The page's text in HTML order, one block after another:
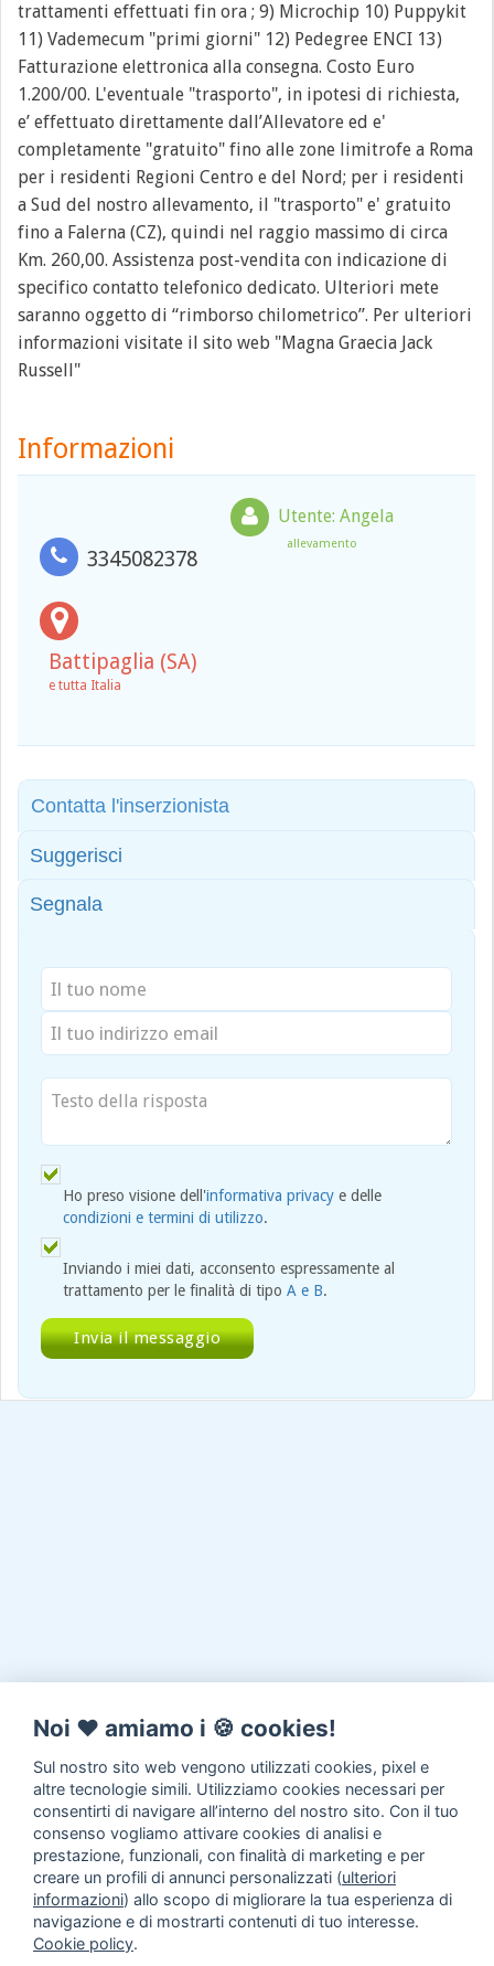
trattamenti effettuati fin ora ; 9) Microchip 10) Puppykit
11) Vademecum "primi giorni" 12) Pedegree ENCI 13)
Fatturazione elettronica alla consegna. Costo Euro
1.200/00. L'eventuale "trasporto", in ipotesi di richiesta,
e’ effettuato direttamente dall’Allevatore ed e'
completamente "gratuito" fino alle zone limitrofe a Roma
per i residenti Regioni Centro e del Nord; per i residenti
a Sud del nostro allevamento, il "trasporto" e' gratuito
fino a Falerna (CZ), quindi nel raggio massimo di circa
Km. 260,00. Assistenza post-vendita con indicazione di
specifico contatto telefonico dedicato. Ulteriori mete
saranno oggetto di “rimborso chilometrico”. Per ulteriori
informazioni visitate il sito web "Magna Graecia Jack
Russell"
Informazioni
3345082378
Utente: Angela
allevamento
Battipaglia (SA)
e tutta Italia
Contatta l'inserzionista
Suggerisci
Segnala
Ho preso visione dell'informativa privacy e delle
condizioni e termini di utilizzo.
Inviando i miei dati, acconsento espressamente al
trattamento per le finalità di tipo A e B.
Noi ♥️ amiamo i 🍪 cookies!
Sul nostro sito web vengono utilizzati cookies, pixel e
altre tecnologie simili. Utilizziamo cookies necessari per
consentirti di navigare all’interno del nostro sito. Con il tuo
consenso vogliamo attivare cookies di analisi e
prestazione, funzionali, con finalità di marketing e per
creare un profili di annunci personalizzati (ulteriori
informazioni) allo scopo di migliorare la tua esperienza di
navigazione e di mostrarti contenuti di tuo interesse.
Cookie policy.